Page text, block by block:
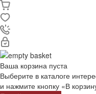
Ваша корзина пуста
Выберите в каталоге
и нажмите кнопку «В